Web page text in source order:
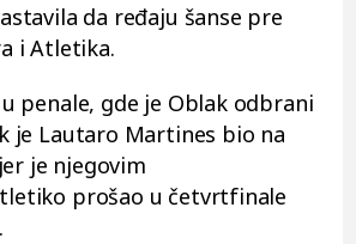
da ređaju šanse pre
i Atletika.
penale, gde je Oblak odbrani
je Lautaro Martines bio na
je njegovim
prošao u četvrtfinale